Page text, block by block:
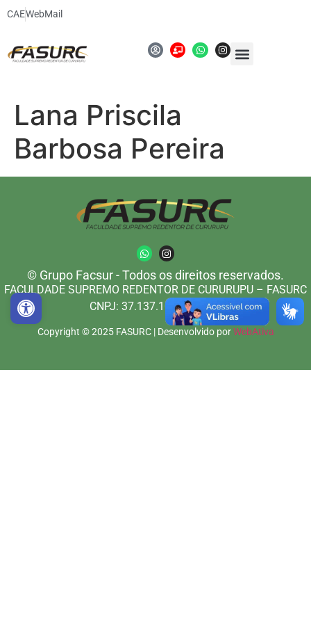
Abrir a barra de ferramentas
CAEWebMail
Lana Priscila
Barbosa Pereira
© Grupo Facsur - Todos os direitos reservados.
FACULDADE SUPREMO REDENTOR DE CURURUPU – FASURC
CNPJ: 37.137.104/0001-52
Copyright © 2025 FASURC | Desenvolvido porWebAtiva